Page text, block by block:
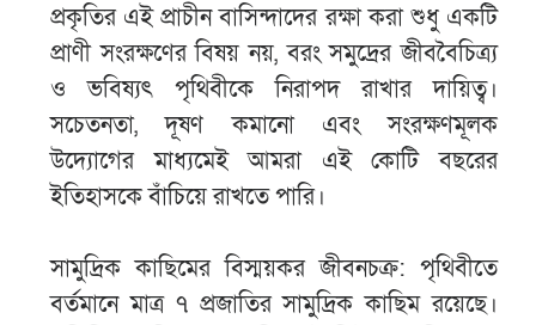
প্রকৃতির এই প্রাচীন বাসিন্দাদের রক্ষা করা শুধু একটি
প্রাণী সংরক্ষণের বিষয় নয়, বরং সমুদ্রের জীববৈচিত্র্য
ও ভবিষ্যৎ পৃথিবীকে নিরাপদ রাখার দায়িত্ব।
সচেতনতা, দূষণ কমানো এবং সংরক্ষণমূলক
উদ্যোগের মাধ্যমেই আমরা এই কোটি বছরের
ইতিহাসকে বাঁচিয়ে রাখতে পারি।
সামুদ্রিক কাছিমের বিস্ময়কর জীবনচক্র: পৃথিবীতে
বর্তমানে মাত্র ৭ প্রজাতির সামুদ্রিক কাছিম রয়েছে।